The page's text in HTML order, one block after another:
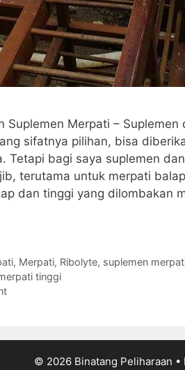
Suplemen Merpati –
sifatnya pilihan, bisa
Tetapi bagi saya suplemen
terutama untuk merpati
dan tinggi yang dilombakan
, Merpati, Ribolyte, suplemen
tinggi
© 2026 Binatang Peliharaan •